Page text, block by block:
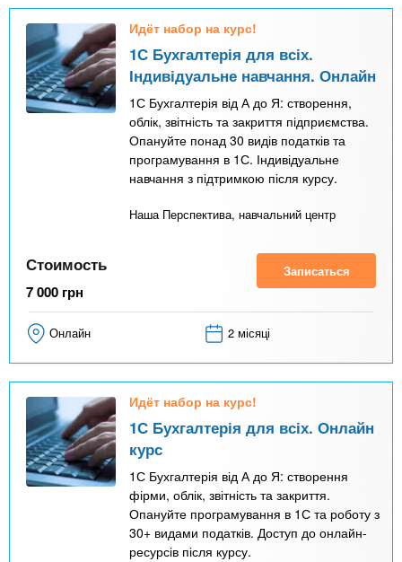
Идёт набор на курс!
1С Бухгалтерія для всіх.
Індивідуальне навчання. Онлайн
1С Бухгалтерія від А до Я: створення,
облік, звітність та закриття підприємства.
Опануйте понад 30 видів податків та
програмування в 1С. Індивідуальне
навчання з підтримкою після курсу.
Наша Перспектива, навчальний центр
Стоимость
7 000 грн
Записаться
Онлайн 2 місяці
Идёт набор на курс!
1С Бухгалтерія для всіх. Онлайн
курс
1С Бухгалтерія від А до Я: створення
фірми, облік, звітність та закриття.
Опануйте програмування в 1С та роботу з
30+ видами податків. Доступ до онлайн-
ресурсів після курсу.